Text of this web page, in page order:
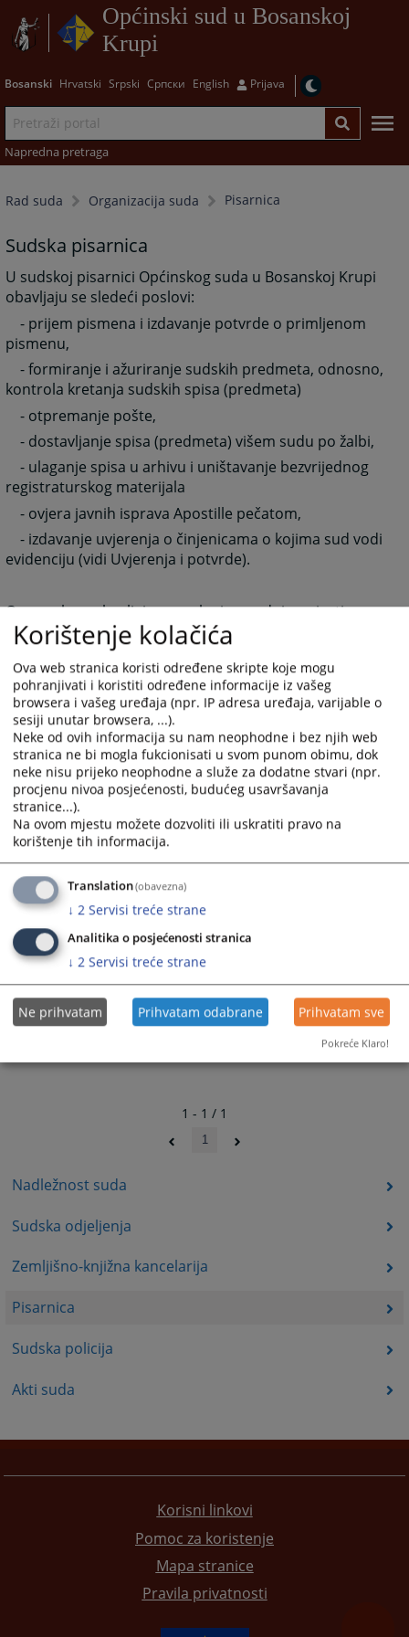
Općinski sud u Bosanskoj
Krupi
Bosanski Hrvatski Srpski Српски English Prijava
Napredna pretraga
Rad suda Organizacija suda Pisarnica
Nadležnost suda
Sudska odjeljenja
Zemljišno-knjižna kancelarija
Pisarnica
Sudska policija
Akti suda
Sudska pisarnica
U sudskoj pisarnici Općinskog suda u Bosanskoj Krupi
obavljaju se sledeći poslovi:
- prijem pismena i izdavanje potvrde o primljenom
pismenu,
- formiranje i ažuriranje sudskih predmeta, odnosno,
kontrola kretanja sudskih spisa (predmeta)
- otpremanje pošte,
- dostavljanje spisa (predmeta) višem sudu po žalbi,
- ulaganje spisa u arhivu i uništavanje bezvrijednog
registraturskog materijala
- ovjera javnih isprava Apostille pečatom,
- izdavanje uvjerenja o činjenicama o kojima sud vodi
evidenciju (vidi Uvjerenja i potvrde).
Ove poslove obavljaju zaposleni na radnim mjestima
Referenta za unos dokumenata i prijem pošte,
Referenta za upravljanje predmetima i Referenta za
otpremu pošte.
Sudska pisarnica smještena je uprizemlju zgrade
suda u kancelariji broj 7 ., a kontakt telefon je
037/476-538 i 476-539.
1430PREGLEDA
1 - 1 / 1
1
Korisni linkovi
Pomoc za koristenje
Mapa stranice
Pravila privatnosti
Korištenje kolačića
Ova web stranica koristi određene skripte koje mogu
pohranjivati i koristiti određene informacije iz vašeg
browsera i vašeg uređaja (npr. IP adresa uređaja, varijable o
sesiji unutar browsera, ...).
Neke od ovih informacija su nam neophodne i bez njih web
stranica ne bi mogla fukcionisati u svom punom obimu, dok
neke nisu prijeko neophodne a služe za dodatne stvari (npr.
procjenu nivoa posjećenosti, budućeg usavršavanja
stranice...).
Na ovom mjestu možete dozvoliti ili uskratiti pravo na
korištenje tih informacija.
Translation(obavezna)
↓ 2 Servisi treće strane
Analitika o posjećenosti stranica
↓ 2 Servisi treće strane
Ne prihvatam Prihvatam odabrane Prihvatam sve
Pokreće Klaro!